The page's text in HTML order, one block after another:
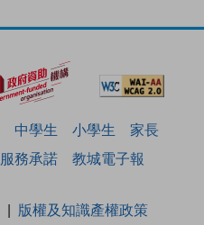
中學生 小學生
家長
服務承諾 教城電子報
版權及知識產權政策